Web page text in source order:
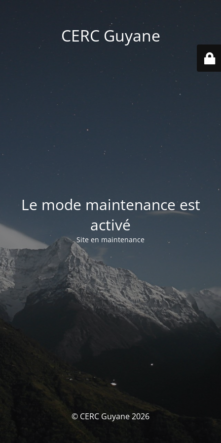
CERC Guyane
Le mode maintenance est
activé
Site en maintenance
© CERC Guyane 2026